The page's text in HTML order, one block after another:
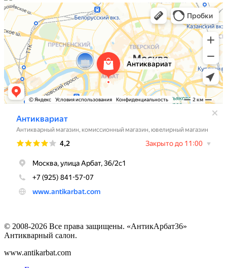
© 2008-2026 Все права защищены. «АнтикАрбат36»
Антикварный салон.
www.antikarbat.com